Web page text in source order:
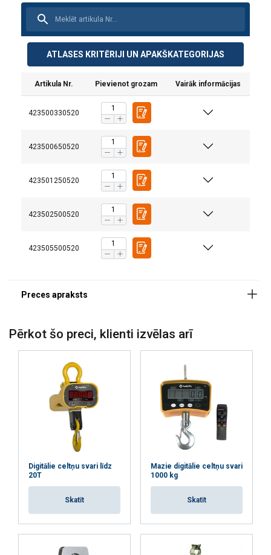
ATLASES KRITĒRIJI UN APAKŠKATEGORIJAS
Artikula Nr. Pievienot grozam Vairāk informācijas
423500330520
423500650520
423501250520
423502500520
423505500520
Droša pārslodze: 110%
Pārraušanas robeža: 500%
Materiāls:
Darba temperatūra :
Pērkot šo preci, klienti izvēlas arī
Digitālie celtņu svari līdz
20T
Skatīt
Mazie digitālie celtņu svari
1000 kg
Skatīt